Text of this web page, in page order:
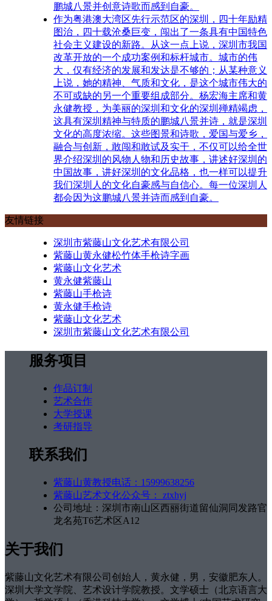
鹏城八景并创意诗歌而感到自豪。
作为粤港澳大湾区先行示范区的深圳，四十年励精
图治，四十载沧桑巨变，闯出了一条具有中国特色
社会主义建设的新路。从这一点上说，深圳市我国
改革开放的一个成功案例和标杆城市。城市的伟
大，仅有经济的发展和发达是不够的；从某种意义
上说，她的精神、气质和文化，是这个城市伟大的
不可或缺的另一个重要组成部分。杨宏海主席和黄
永健教授，为美丽的深圳和文化的深圳殚精竭虑，
这具有深圳精神与特质的鹏城八景并诗，就是深圳
文化的高度浓缩。这些图景和诗歌，爱国与爱乡，
融合与创新，敢闯和敢试及实干，不仅可以给全世
界介绍深圳的风物人物和历史故事，讲述好深圳的
中国故事，讲好深圳的文化品格，也一样可以提升
我们深圳人的文化自豪感与自信心。每一位深圳人
都会因为这鹏城八景并诗而感到自豪。
友情链接
深圳市紫藤山文化艺术有限公司
紫藤山黄永健松竹体手枪诗字画
紫藤山文化艺术
黄永健紫藤山
紫藤山手枪诗
黄永健手枪诗
紫藤山文化艺术
深圳市紫藤山文化艺术有限公司
服务项目
作品订制
艺术合作
大学授课
考研指导
联系我们
紫藤山黄教授电话：15999638256
紫藤山艺术文化公众号： ztxhyj
公司地址：深圳市南山区西丽街道留仙洞同发路官
龙名苑T6艺术区A12
关于我们
紫藤山文化艺术有限公司创始人，黄永健，男，安徽肥东人。
深圳大学文学院、艺术设计学院教授。文学硕士（北京语言大